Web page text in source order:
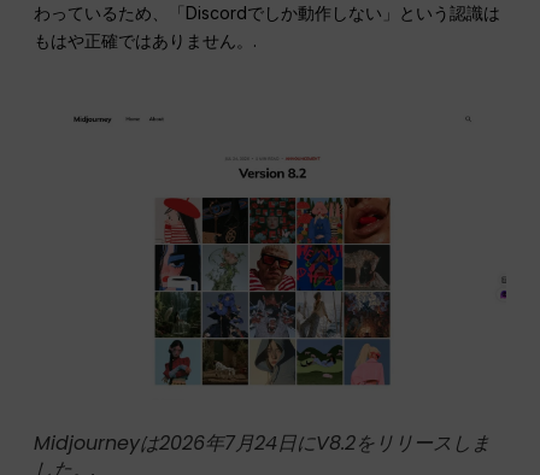
わっているため、「Discordでしか動作しない」という認識は
もはや正確ではありません。.
Midjourneyは2026年7月24日にV8.2をリリースしま
した。.